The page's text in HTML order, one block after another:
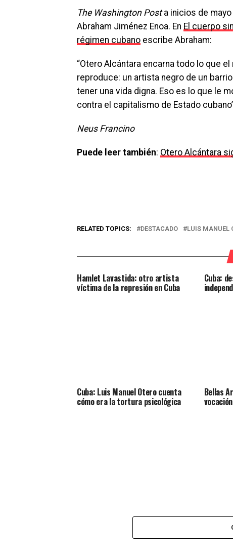
The Washington Posta inicios de
Abraham Jiménez Enoa. En El cuerpo
régimen cubano escribe Abraham:
“Otero Alcántara encarna todo lo que
reproduce: un artista negro de un
tener una vida digna. Eso es lo que le
contra el capitalismo de Estado
Neus Francino
Puede leer también: Otero Alcántara
RELATED TOPICS: DESTACADO LUIS MANUEL
Hamlet Lavastida: otro artista
víctima de la represión en Cuba
Cuba:
Cuba: Luis Manuel Otero cuenta
cómo era la tortura psicológica
Bellas